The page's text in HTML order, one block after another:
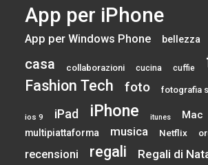
App per iPhone
App per Windows Phone bellezza
casa collaborazioni cucina cuffie
Fashion Tech foto fotografia
ios 9 iPad iPhone itunes Mac
multipiattaforma musica Netflix
recensioni regali Regali di